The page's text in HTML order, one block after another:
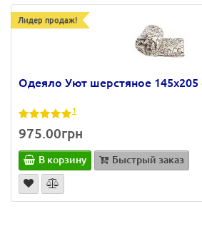
Лидер продаж!
Одеяло Уют шерстяное 145х205
1
975.00грн
В корзину Быстрый заказ